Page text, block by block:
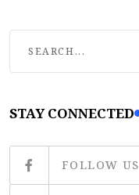
STAY CONNECTED
FOLLOW US